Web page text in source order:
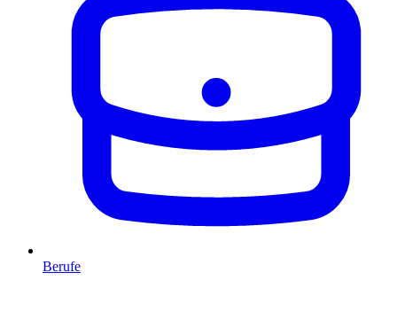
Berufe